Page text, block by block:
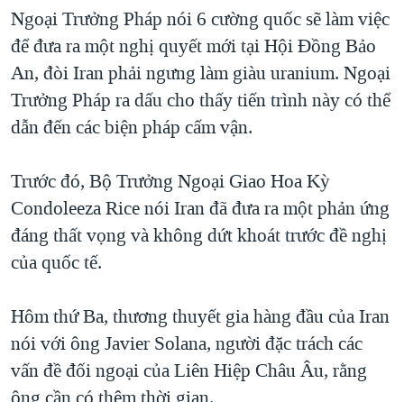
BÊN KIA QUỐC LỘ: TIẾNG VỌNG TỪ NÔNG THÔN MỸ
QUAN HỆ VIỆT MỸ
Ngoại Trưởng Pháp nói 6 cường quốc sẽ làm việc
để đưa ra một nghị quyết mới tại Hội Đồng Bảo
An, đòi Iran phải ngưng làm giàu uranium. Ngoại
Trưởng Pháp ra dấu cho thấy tiến trình này có thể
dẫn đến các biện pháp cấm vận.
Trước đó, Bộ Trưởng Ngoại Giao Hoa Kỳ
Condoleeza Rice nói Iran đã đưa ra một phản ứng
đáng thất vọng và không dứt khoát trước đề nghị
của quốc tế.
Hôm thứ Ba, thương thuyết gia hàng đầu của Iran
nói với ông Javier Solana, người đặc trách các
vấn đề đối ngoại của Liên Hiệp Châu Âu, rằng